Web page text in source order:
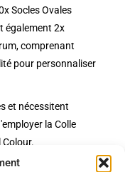
Socles Ovales
également 2x
comprenant
pour personnaliser
et nécessitent
la Colle